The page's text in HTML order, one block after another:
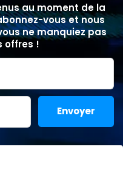
au moment de la
vous et nous
ne manquiez pas
offres !